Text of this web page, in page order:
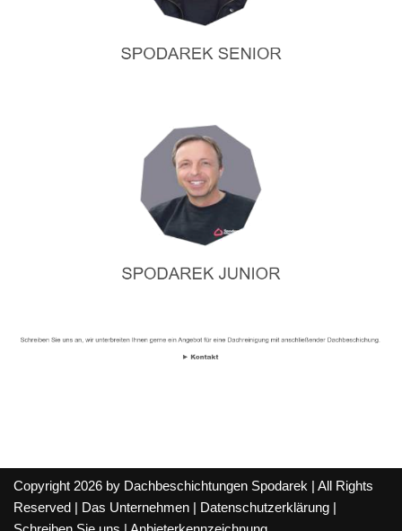
Copyright 2026 by Dachbeschichtungen Spodarek | All Rights
Reserved |
Das Unternehmen Datenschutzerklärung